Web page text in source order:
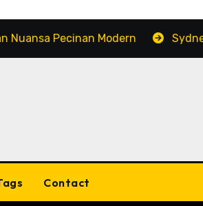
Pecinan Modern Sydney
Contact